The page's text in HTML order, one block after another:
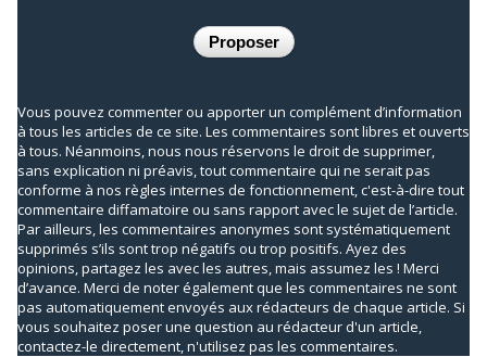
Vous pouvez commenter ou apporter un complément d’information
à tous les articles de ce site. Les commentaires sont libres et ouverts
à tous. Néanmoins, nous nous réservons le droit de supprimer,
sans explication ni préavis, tout commentaire qui ne serait pas
conforme à nos règles internes de fonctionnement, c'est-à-dire tout
commentaire diffamatoire ou sans rapport avec le sujet de l’article.
Par ailleurs, les commentaires anonymes sont systématiquement
supprimés s’ils sont trop négatifs ou trop positifs. Ayez des
opinions, partagez les avec les autres, mais assumez les ! Merci
d’avance. Merci de noter également que les commentaires ne sont
pas automatiquement envoyés aux rédacteurs de chaque article. Si
vous souhaitez poser une question au rédacteur d'un article,
contactez-le directement, n'utilisez pas les commentaires.